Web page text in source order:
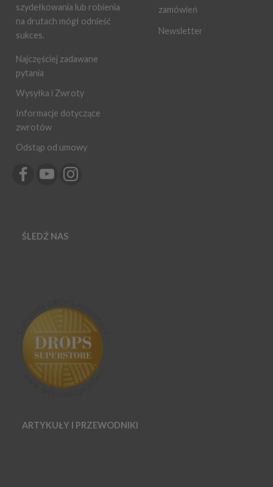
szydełkowania lub robienia
na drutach mógł odnieść
sukces.
Najczęściej zadawane
pytania
Wysyłka i Zwroty
Informacje dotyczące
zwrotów
Odstąp od umowy
zamówień
Newsletter
ŚLEDŹ NAS
ARTYKUŁY I PRZEWODNIKI